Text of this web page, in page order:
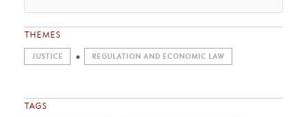
THEMES
JUSTICE REGULATION AND ECONOMIC LAW
TAGS